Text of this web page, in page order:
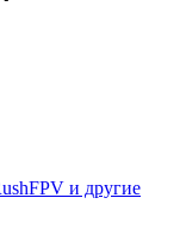
и другие